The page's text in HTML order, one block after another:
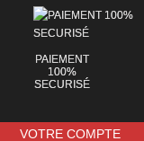
PAIEMENT
100%
SECURISÉ
VOTRE COMPTE